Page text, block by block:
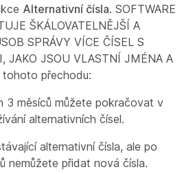
Alternativní čísla. SOFTWARE
ŠKÁLOVATELNĚJŠÍ A
SPRÁVY VÍCE ČÍSEL S
JAKO JSOU VLASTNÍ JMÉNA A
tohoto přechodu:
3 měsíců můžete pokračovat v
alternativních čísel.
alternativní čísla, ale po
nemůžete přidat nová čísla.